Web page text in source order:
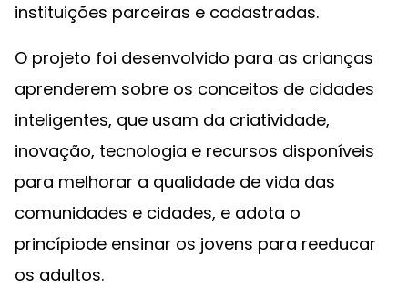
instituições parceiras e cadastradas.
O projeto foi desenvolvido para as crianças
aprenderem sobre os conceitos de cidades
inteligentes, que usam da criatividade,
inovação, tecnologia e recursos disponíveis
para melhorar a qualidade de vida das
comunidades e cidades, e adota o
princípiode ensinar os jovens para reeducar
os adultos.